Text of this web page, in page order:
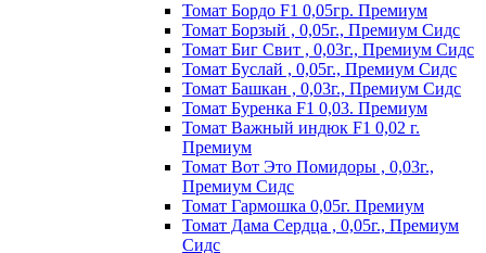
Томат Бордо F1 0,05гр. Премиум
Томат Борзый , 0,05г., Премиум Сидс
Томат Биг Свит , 0,03г., Премиум Сидс
Томат Буслай , 0,05г., Премиум Сидс
Томат Башкан , 0,03г., Премиум Сидс
Томат Буренка F1 0,03. Премиум
Томат Baжный индюк F1 0,02 г.
Пpeмиyм
Томат Вот Это Помидоры , 0,03г.,
Премиум Сидс
Томат Гармошка 0,05г. Премиум
Томат Дама Сердца , 0,05г., Премиум
Сидс